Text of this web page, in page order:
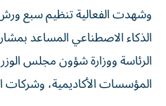
وشهدت الفعالية تنظيم سبع
الرئاسة ووزارة شؤون مجلس
المؤسسات الأكاديمية، وشركات